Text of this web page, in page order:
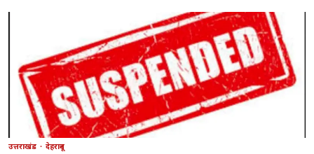
उत्तराखंड देहरादून